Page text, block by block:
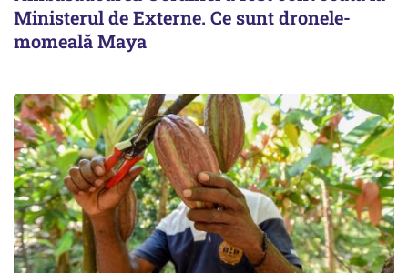
Ministerul de Externe. Ce sunt dronele-
momeală Maya